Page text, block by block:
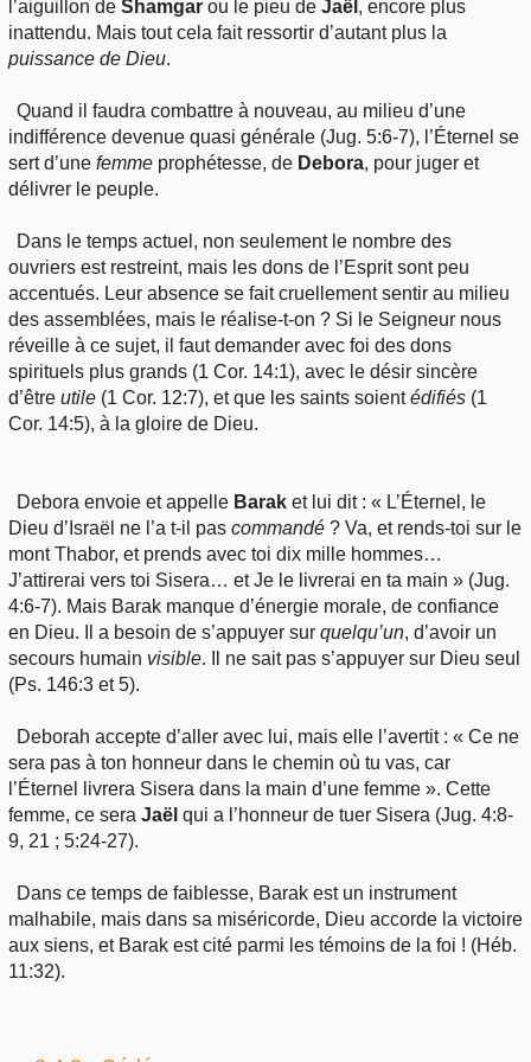
l’aiguillon de Shamgar ou le pieu de Jaël , encore plus
inattendu. Mais tout cela fait ressortir d’autant plus la
puissance de Dieu.
Quand il faudra combattre à nouveau, au milieu d’une
indifférence devenue quasi générale (Jug. 5:6-7), l’Éternel se
sert d’une femme prophétesse, de Debora, pour juger et
délivrer le peuple.
Dans le temps actuel, non seulement le nombre des
ouvriers est restreint, mais les dons de l’Esprit sont peu
accentués. Leur absence se fait cruellement sentir au milieu
des assemblées, mais le réalise-t-on ? Si le Seigneur nous
réveille à ce sujet, il faut demander avec foi des dons
spirituels plus grands (1 Cor. 14:1), avec le désir sincère
d’être utile (1 Cor. 12:7), et que les saints soientédifiés (1
Cor. 14:5), à la gloire de Dieu.
Debora envoie et appelle Baraket lui dit : « L’Éternel, le
Dieu d’Israël ne l’a t-il pas commandé ? Va, et rends-toi sur le
mont Thabor, et prends avec toi dix mille hommes…
J’attirerai vers toi Sisera… et Je le livrerai en ta main » (Jug.
4:6-7). Mais Barak manque d’énergie morale, de confiance
en Dieu. Il a besoin de s’appuyer sur quelqu’un, d’avoir un
secours humain visible. Il ne sait pas s’appuyer sur Dieu seul
(Ps. 146:3 et 5).
Deborah accepte d’aller avec lui, mais elle l’avertit : « Ce ne
sera pas à ton honneur dans le chemin où tu vas, car
l’Éternel livrera Sisera dans la main d’une femme ». Cette
femme, ce sera Jaël qui a l’honneur de tuer Sisera (Jug. 4:8-
9, 21 ; 5:24-27).
Dans ce temps de faiblesse, Barak est un instrument
malhabile, mais dans sa miséricorde, Dieu accorde la victoire
aux siens, et Barak est cité parmi les témoins de la foi ! (Héb.
11:32).